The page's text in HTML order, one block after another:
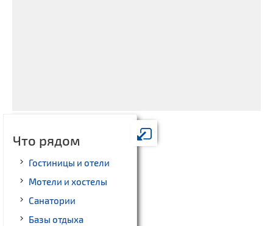
Что рядом
Гостиницы и отели
Мотели и хостелы
Санатории
Базы отдыха